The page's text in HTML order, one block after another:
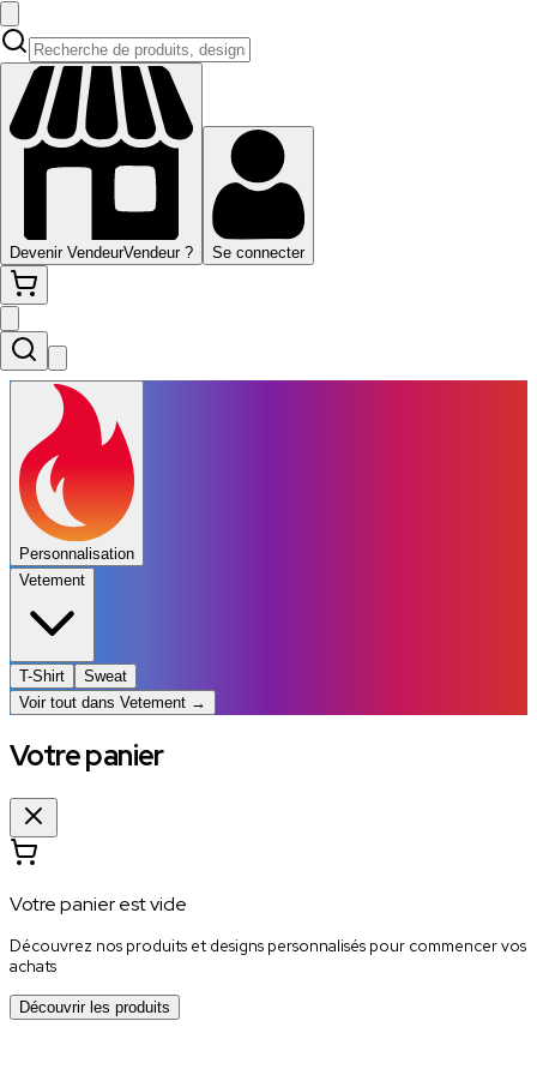
Devenir VendeurVendeur ? Se connecter
Personnalisation
Vetement
T-Shirt
Sweat
Voir tout dans Vetement →
Votre panier
Votre panier est vide
Découvrez nos produits et designs personnalisés pour commencer vos
achats
Découvrir les produits